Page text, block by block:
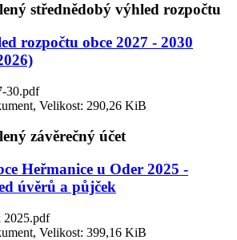
střednědobý výhled rozpočtu
rozpočtu obce 2027 - 2030
30.pdf
Velikost: 290,26 KiB
závěrečný účet
Heřmanice u Oder 2025 -
úvěrů a půjček
2025.pdf
Velikost: 399,16 KiB